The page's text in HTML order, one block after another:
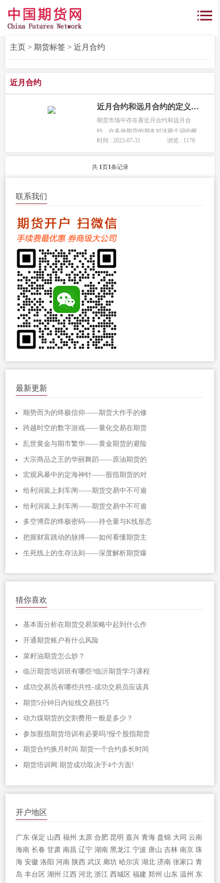
主页> 期货标签> 近月合约
近月合约
近月合约和远月合约的定义及区别介绍
期货市场中存在着近月合约和远月合
约，许多做期货的朋友对这两个词的概
念比较模糊，本文将为您详细介绍期货
时间 : 2023-07-31 浏览 : 1178
共 1页1条记录
联系我们
最新更新
顺势而为的终极信仰——期货大作手的修
跨越时空的数字游戏——量化交易在期货
乱世黄金与期市繁华——黄金期货的避险
大宗商品之王的华丽舞蹈——原油期货的
宏观风暴中的定海神针——股指期货的对
给利润装上刹车闸——期货交易中不可逾
给利润装上刹车闸——期货交易中不可逾
多空博弈的终极密码——持仓量与K线形态
把握财富跳动的脉搏——如何看懂期货主
生死线上的生存法则——深度解析期货爆
猜你喜欢
基本面分析在期货交易策略中起到什么作
开通期货账户有什么风险
菜籽油期货怎么炒？
临沂期货培训班有哪些?临沂期货学习课程
成功交易员有哪些共性-成功交易员应该具
期货5分钟日内短线交易技巧
动力煤期货的交割费用一般是多少？
参加股指期货培训有必要吗?报个股指期货
期货合约换月时间 期货一个合约多长时间
期货培训网:期货成功取决于4个方面!
开户地区
广东 保定 山西 福州 太原 合肥 昆明 嘉兴 青海 盘锦 大同 云南
海南 长春 甘肃 南昌 辽宁 湖南 黑龙江 宁波 唐山 吉林 南京 珠
海 安徽 洛阳 河南 陕西 武汉 廊坊 哈尔滨 湖北 济南 张家口 青
岛 丰台区 湖州 江西 河北 浙江 西城区 福建 郑州 山东 温州 东